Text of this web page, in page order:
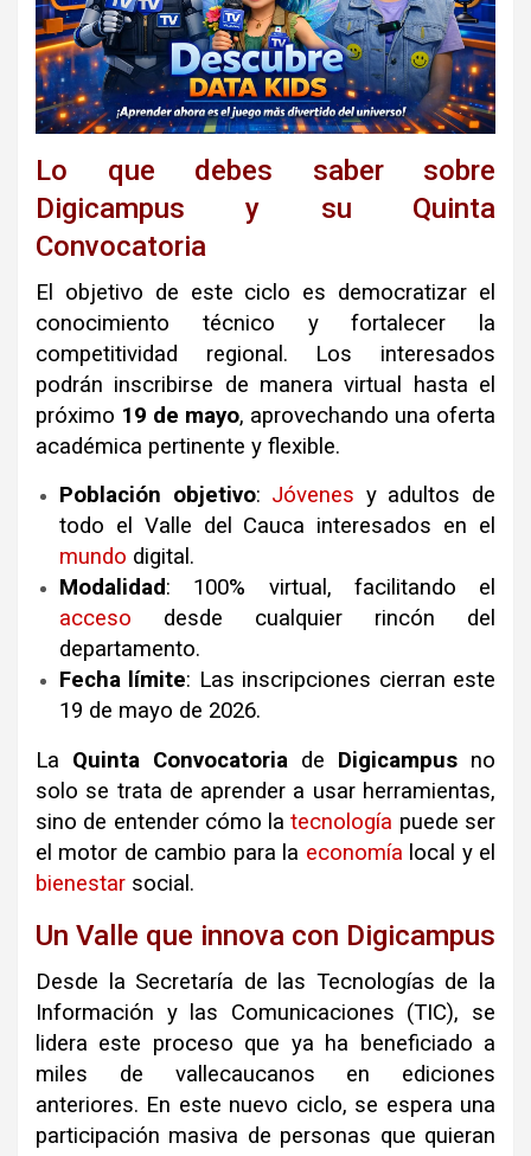
Lo que debes saber sobre
Digicampus y su Quinta
Convocatoria
El objetivo de este ciclo es democratizar el
conocimiento técnico y fortalecer la
competitividad regional. Los interesados
podrán inscribirse de manera virtual hasta el
próximo 19 de mayo, aprovechando una oferta
académica pertinente y flexible.
Población objetivo: Jóvenes y adultos de
todo el Valle del Cauca interesados en el
mundo digital.
Modalidad: 100% virtual, facilitando el
acceso desde cualquier rincón del
departamento.
Fecha límite: Las inscripciones cierran este
19 de mayo de 2026.
La Quinta Convocatoria de Digicampus no
solo se trata de aprender a usar herramientas,
sino de entender cómo latecnología puede ser
el motor de cambio para la economía local y el
bienestar social.
Un Valle que innova con Digicampus
Desde la Secretaría de las Tecnologías de la
Información y las Comunicaciones (TIC), se
lidera este proceso que ya ha beneficiado a
miles de vallecaucanos en ediciones
anteriores. En este nuevo ciclo, se espera una
participación masiva de personas que quieran